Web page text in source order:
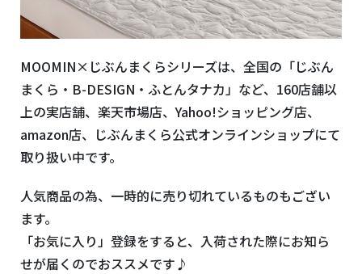
MOOMIN×じぶんまくらシリーズは、全国の「じぶん
まくら・ B-DESIGN ・ふとんタナカ」など、 160店舗以
上の実店舗、楽天市場店、Yahoo!ショッピング店、
amazon店、じぶんまくら公式オンラインショップにて
取り扱い中です。
人気商品の為、一時的に売り切れているものもござい
ます。
「お気に入り」登録をすると、入荷された際にお知ら
せが届くのでおススメです♪